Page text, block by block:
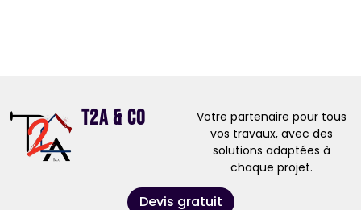
T2A & Co
Votre partenaire pour tous
vos travaux, avec des
solutions adaptées à
chaque projet.
Devis gratuit